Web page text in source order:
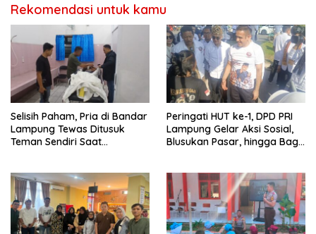
Rekomendasi untuk kamu
Selisih Paham, Pria di Bandar
Lampung Tewas Ditusuk
Teman Sendiri Saat
Peringati HUT ke-1, DPD PRI
Lampung Gelar Aksi Sosial,
Blusukan Pasar, hingga Bagi-